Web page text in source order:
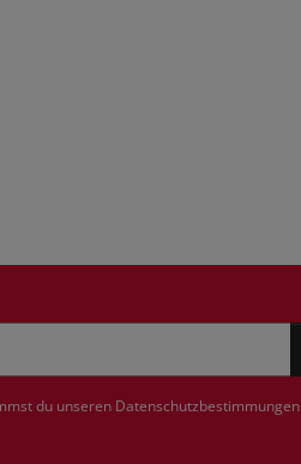
du unseren Datenschutzbestimmungen